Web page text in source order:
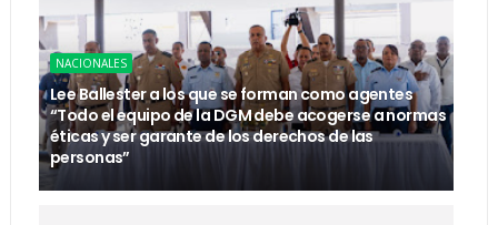
NACIONALES
Lee Ballester a los que se forman como agentes
“Todo el equipo de la DGM debe acogerse a normas
éticas y ser garante de los derechos de las
personas”